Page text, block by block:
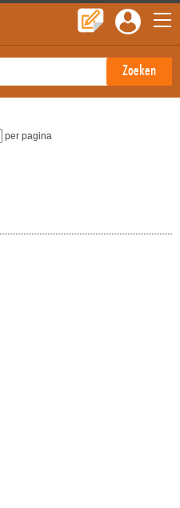
per pagina